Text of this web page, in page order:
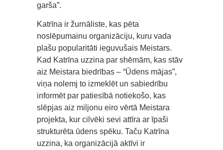
garša”.
Katrīna ir žurnāliste, kas pēta
noslēpumainu organizāciju, kuru vada
plašu popularitāti ieguvušais Meistars.
Kad Katrīna uzzina par shēmām, kas stāv
aiz Meistara biedrības – “Ūdens mājas”,
viņa nolemj to izmeklēt un sabiedrību
informēt par patiesībā notiekošo, kas
slēpjas aiz miljonu eiro vērtā Meistara
projekta, kur cilvēki sevi attīra ar īpaši
strukturēta ūdens spēku. Taču Katrīna
uzzina, ka organizācijā aktīvi ir